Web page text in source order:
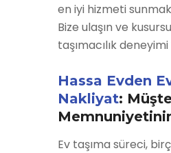
en iyi hizmeti
Bize ulaşın ve
taşımacılık deneyimi
Hassa Evden
Nakliyat:
Memnuniyetinin
Ev taşıma süreci,